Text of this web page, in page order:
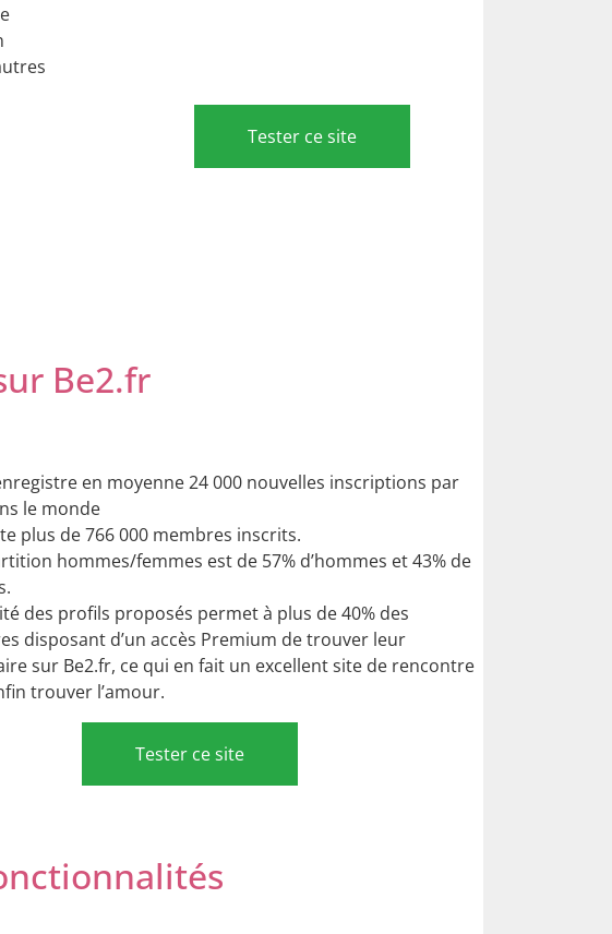
Tester ce site
Be2.fr
en moyenne 24 000 nouvelles inscriptions par
le monde
plus de 766 000 membres inscrits.
hommes/femmes est de 57% d’hommes et 43% de
des profils proposés permet à plus de 40% des
disposant d’un accès Premium de trouver leur
sur Be2.fr, ce qui en fait un excellent site de rencontre
trouver l’amour.
Tester ce site